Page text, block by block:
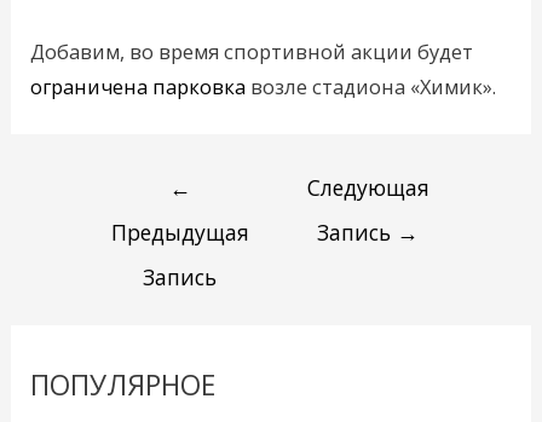
Добавим, во время спортивной акции будет
ограничена парковка возле стадиона «Химик».
←
Предыдущая
Запись
Следующая
Запись →
ПОПУЛЯРНОЕ